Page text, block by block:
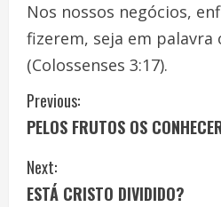
Nos nossos negócios,
fizerem, seja em palavra
(Colossenses 3:17).
C
o
n
Previous:
PELOS FRUTOS OS
Next:
ESTÁ CRISTO DIVIDIDO?